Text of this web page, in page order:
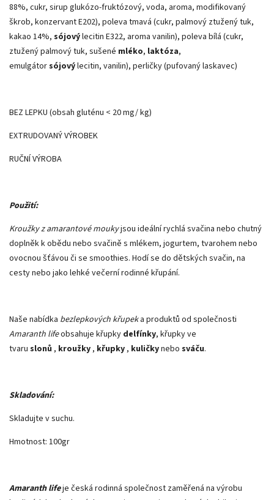
88%, cukr, sirup glukózo-fruktózový, voda, aroma, modifikovaný
škrob, konzervant E202), poleva tmavá (cukr, palmový ztužený tuk,
kakao 14%, sójovýlecitin E322, aroma vanilin), poleva bílá (cukr,
ztužený palmový tuk, sušené mléko, laktóza,
emulgátorsójovýlecitin, vanilin), perličky (pufovaný laskavec)
BEZ LEPKU (obsah gluténu < 20 mg/ kg)
EXTRUDOVANÝ VÝROBEK
RUČNÍ VÝROBA
Použití:
Kroužky z amarantové moukyjsou ideální rychlá svačina nebo chutný
doplněk k obědu nebo svačině s mlékem, jogurtem, tvarohem nebo
ovocnou šťávou či se smoothies. Hodí se do dětských svačin, na
cesty nebo jako lehké večerní rodinné křupání.
Naše nabídka bezlepkových křupeka produktů od společnosti
Amaranth lifeobsahuje křupky delfínky, křupky ve
tvaru slonů , kroužky , křupky , kuličkynebo sváču.
Skladování:
Skladujte v suchu.
Hmotnost: 100gr
Amaranth lifeje česká rodinná společnost zaměřená na výrobu